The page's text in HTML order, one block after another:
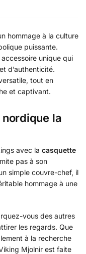
hommage à la culture
puissante.
unique qui
d’authenticité.
tout en
et captivant.
la
avec la casquette
pas à son
simple couvre-chef, il
hommage à une
vous des autres
les regards. Que
à la recherche
Mjolnir est faite